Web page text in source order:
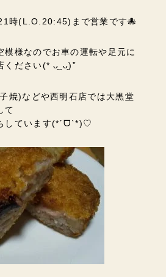
時(L.O.20:45)まで営業です🐙
模様なのでお車の運転や足元に
ください(* ᴗ͈ˬᴗ͈)”
焼)などや西明石店では大黒堂
て
しています(*ˊᗜˋ*)♡